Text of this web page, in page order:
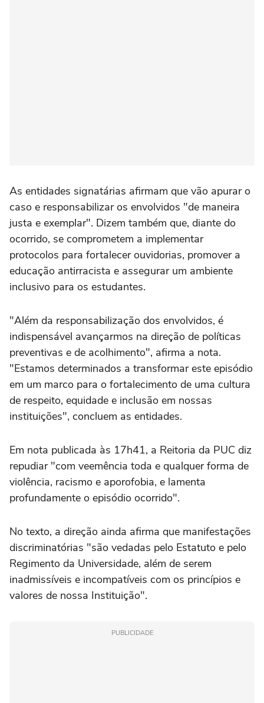
As entidades signatárias afirmam que vão apurar o
caso e responsabilizar os envolvidos "de maneira
justa e exemplar". Dizem também que, diante do
ocorrido, se comprometem a implementar
protocolos para fortalecer ouvidorias, promover a
educação antirracista e assegurar um ambiente
inclusivo para os estudantes.
"Além da responsabilização dos envolvidos, é
indispensável avançarmos na direção de políticas
preventivas e de acolhimento", afirma a nota.
"Estamos determinados a transformar este episódio
em um marco para o fortalecimento de uma cultura
de respeito, equidade e inclusão em nossas
instituições", concluem as entidades.
Em nota publicada às 17h41, a Reitoria da PUC diz
repudiar "com veemência toda e qualquer forma de
violência, racismo e aporofobia, e lamenta
profundamente o episódio ocorrido".
No texto, a direção ainda afirma que manifestações
discriminatórias "são vedadas pelo Estatuto e pelo
Regimento da Universidade, além de serem
inadmissíveis e incompatíveis com os princípios e
valores de nossa Instituição".
PUBLICIDADE